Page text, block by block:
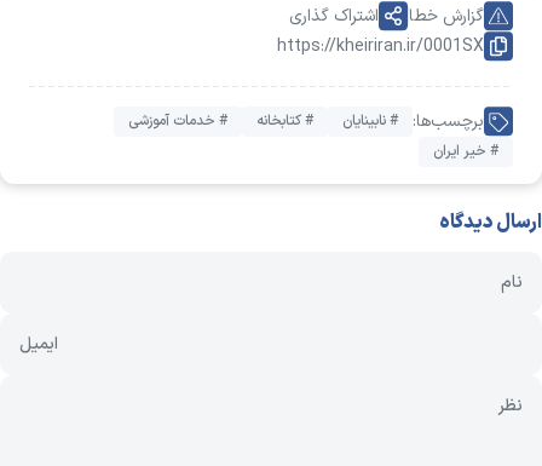
https://kheiriran.ir/0001SX
گزارش خطا اشتراک گذاری
برچسب‌ها: # نابینایان # کتابخانه
# خدمات آموزشی
# خیر ایران
ارسال دیدگاه